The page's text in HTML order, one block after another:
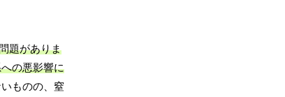
題がありま
の悪影響に
ものの、窒